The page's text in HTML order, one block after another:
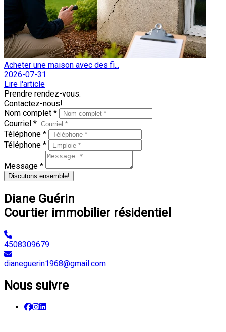
Acheter une maison avec des fi...
2026-07-31
Lire l'article
Prendre rendez-vous.
Contactez-nous!
Nom complet *
Courriel *
Téléphone *
Téléphone *
Message *
Discutons ensemble!
Diane Guérin
Courtier immobilier résidentiel
4508309679
dianeguerin1968@gmail.com
Nous suivre